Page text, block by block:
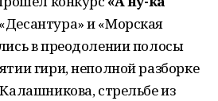
и «Морская
в преодолении полосы
гири, неполной разборке
стрельбе из